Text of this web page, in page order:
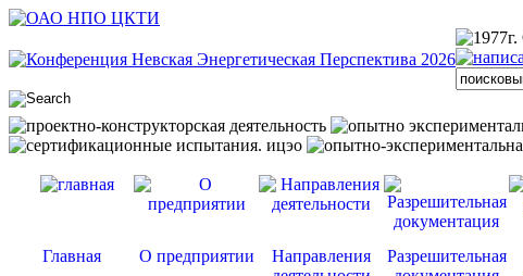
Главная О предприятии
Направления
Разрешительная